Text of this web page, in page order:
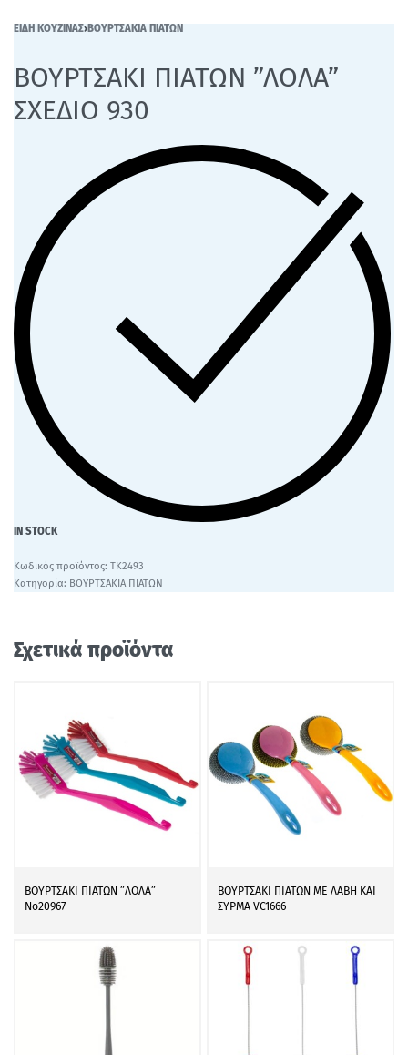
ΕΙΔΗ ΚΟΥΖΙΝΑΣ›ΒΟΥΡΤΣΑΚΙΑ ΠΙΑΤΩΝ
ΒΟΥΡΤΣΑΚΙ ΠΙΑΤΩΝ ”ΛΟΛΑ”
ΣΧΕΔΙΟ 930
IN STOCK
ΤΚ2493
Κατηγορία: ΒΟΥΡΤΣΑΚΙΑ ΠΙΑΤΩΝ
Σχετικά προϊόντα
ΒΟΥΡΤΣΑΚΙ ΠΙΑΤΩΝ ”ΛΟΛΑ”
Νο20967
ΒΟΥΡΤΣΑΚΙ ΠΙΑΤΩΝ ΜΕ ΛΑΒΗ ΚΑΙ
ΣΥΡΜΑ VC1666